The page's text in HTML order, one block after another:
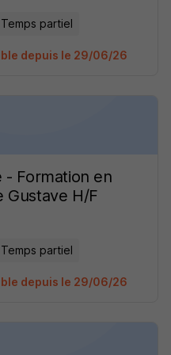
Temps partiel
depuis le 29/06/26
- Formation en
Gustave H/F
Temps partiel
depuis le 29/06/26